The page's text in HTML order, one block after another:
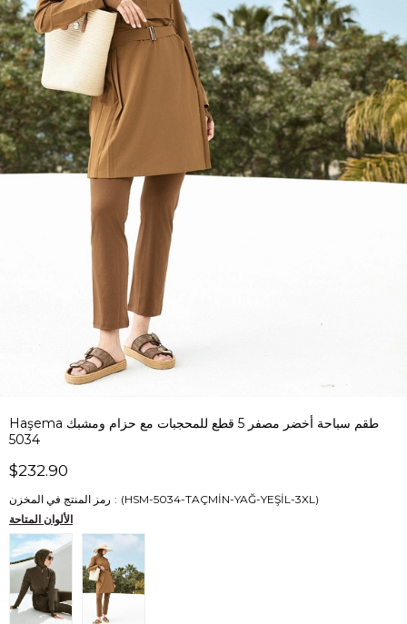
Haşema طقم سباحة أخضر مصفر 5 قطع للمحجبات مع حزام ومشبك
5034
$232.90
رمز المنتج في المخزن
(HSM-5034-TAÇMİN-YAĞ-YEŞİL-3XL)
الألوان المتاحة